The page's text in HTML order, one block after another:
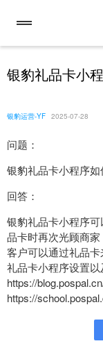
银豹礼品卡小
银豹运营-YF 2025-07-28
问题：
银豹礼品卡小程序
回答：
银豹礼品卡小程序
品卡时再次光顾商家
客户可以通过礼品卡
礼品卡小程序设置以
https://
https://